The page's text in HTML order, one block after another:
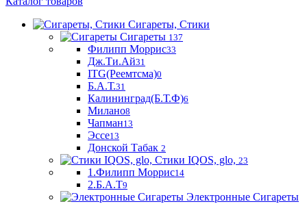
Сигареты, Стики
Сигареты 137
Филипп Моррис33
Дж.Ти.Ай31
ITG(Реемтсма)0
Б.А.Т.31
Калининград(Б.Т.Ф)6
Милано8
Чапман13
Эссе13
Донской Табак 2
Стики IQOS, glo, 23
1.Филипп Моррис14
2.Б.А.Т9
Электронные Сигареты